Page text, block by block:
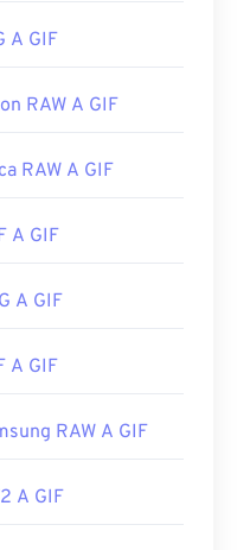
dispositivi mobili
quasi tutte le
una GIF per
GIF con
i visualizzatori e
A GIF
RAW A GIF
RAW A GIF
A GIF
A GIF
A GIF
RAW A GIF
A GIF